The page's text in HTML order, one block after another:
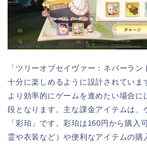
「ツリーオブセイヴァー：ネバーラン
十分に楽しめるように設計されていま
より効率的にゲームを進めたい場合に
段となります。主な課金アイテムは、
「彩珀」です。彩珀は160円から購入
霊や衣装など）や便利なアイテムの購